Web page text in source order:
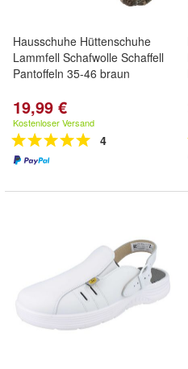
Hausschuhe Hüttenschuhe
Lammfell Schafwolle Schaffell
Pantoffeln 35-46 braun
19,99 €
Kostenloser Versand
4